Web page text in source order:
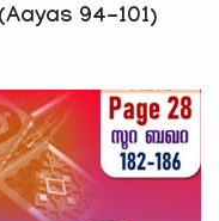
94-101)